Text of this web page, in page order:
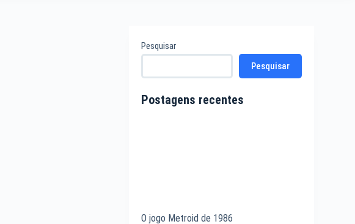
Pesquisar
Pesquisar
Postagens recentes
O jogo Metroid de 1986